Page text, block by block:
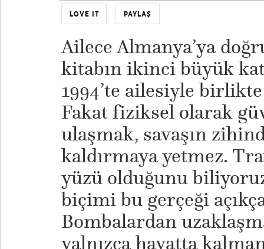
LOVE IT PAYLAŞ
Ailece Almanya’ya
kitabın ikinci büyük
1994’te ailesiyle birlikte
Fakat fiziksel olarak
ulaşmak, savaşın
kaldırmaya yetmez.
yüzü olduğunu
biçimi bu gerçeği
Bombalardan
yalnızca hayatta